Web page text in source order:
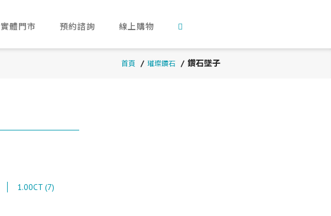
實體門市 預約諮詢 線上購物
首頁 璀璨鑽石 鑽石墜子
1.00CT (7)